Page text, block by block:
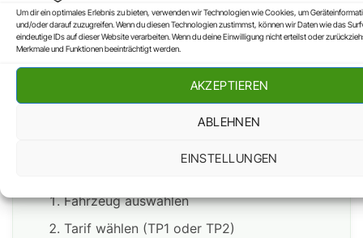
Um dir ein optimales Erlebnis zu bieten, verwenden wir Technologien wie Cookies, um
und/oder darauf zuzugreifen. Wenn du diesen Technologien zustimmst, können wir Daten wie das
eindeutige IDs auf dieser Website verarbeiten. Wenn du deine Einwilligung nicht erteilst oder
Merkmale und Funktionen beeinträchtigt werden.
AKZEPTIEREN
ABLEHNEN
EINSTELLUNGEN
149 € mtl. / Fahrzeug
TP3 Anschlussmodell
Fahrzeug auswählen
Tarif wählen (TP1 oder TP2)